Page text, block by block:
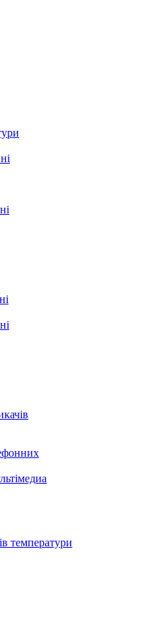
температури